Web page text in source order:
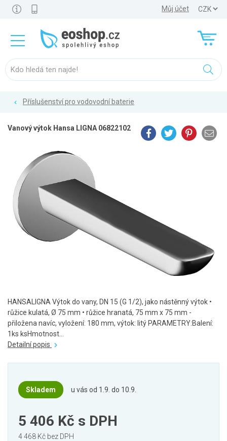
Můj účet
Příslušenství pro vodovodní baterie
Vanový výtok Hansa LIGNA 06822102
HANSALIGNA Výtok do vany, DN 15 (G 1/2), jako nástěnný výtok •
růžice kulatá, Ø 75 mm • růžice hranatá, 75 mm x 75 mm -
přiložena navíc, vyložení: 180 mm, výtok: litý PARAMETRY:Balení:
1ks ksHmotnost...
Detailní popis
Skladem u vás od 1.9. do 10.9.
5 406 Kč s DPH
4 468 Kč bez DPH